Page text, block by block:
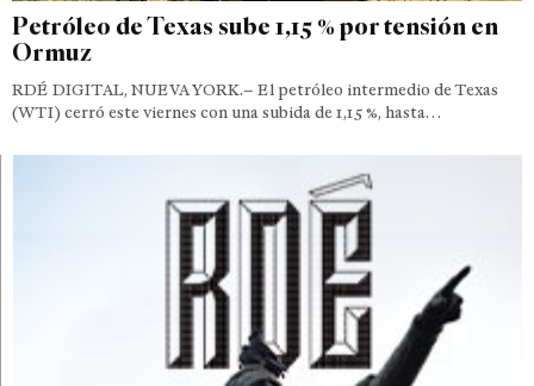
Petróleo de Texas sube 1,15 % por tensión en
Ormuz
RDÉ DIGITAL, NUEVA YORK.– El petróleo intermedio de Texas
(WTI) cerró este viernes con una subida de 1,15 %, hasta…